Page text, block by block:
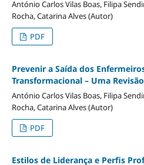
António Carlos Vilas Boas, Filipa
Rocha, Catarina Alves (Autor)
PDF
Prevenir a Saída dos
Transformacional – Uma
António Carlos Vilas Boas, Filipa
Rocha, Catarina Alves (Autor)
PDF
Estilos de Liderança e Perfis